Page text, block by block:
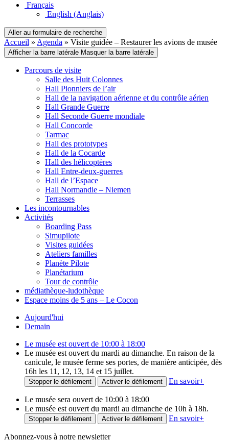
Français
English (Anglais)
Aller au formulaire de recherche
Accueil » Agenda » Visite guidée – Restaurer les avions de musée
Afficher la barre latérale Masquer la barre latérale
Parcours de visite
Salle des Huit Colonnes
Hall Pionniers de l’air
Hall de la navigation aérienne et du contrôle aérien
Hall Grande Guerre
Hall Seconde Guerre mondiale
Hall Concorde
Tarmac
Hall des prototypes
Hall de la Cocarde
Hall des hélicoptères
Hall Entre-deux-guerres
Hall de l’Espace
Hall Normandie – Niemen
Terrasses
Les incontournables
Activités
Boarding Pass
Simupilote
Visites guidées
Ateliers familles
Planète Pilote
Planétarium
Tour de contrôle
médiathèque-ludothèque
Espace moins de 5 ans – Le Cocon
Aujourd'hui
Demain
Le musée est ouvert de 10:00 à 18:00
Le musée est ouvert du mardi au dimanche. En raison de la
canicule, le musée ferme ses portes, de manière anticipée, dès
16h les 11, 12, 13, 14 et 15 juillet.
Stopper le défilement Activer le défilement En savoir+
Le musée sera ouvert de 10:00 à 18:00
Le musée est ouvert du mardi au dimanche de 10h à 18h.
Stopper le défilement Activer le défilement En savoir+
Abonnez-vous à notre newsletter